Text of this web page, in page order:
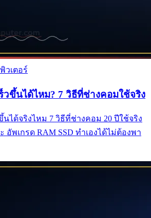
เตอร์
วขึ้นได้ไหม? 7 วิธีที่ช่างคอมใช้จริง
นได้จริงไหม 7 วิธีที่ช่างคอม 20 ปีใช้จริง
อัพเกรด RAM SSD ทำเองได้ไม่ต้องพา